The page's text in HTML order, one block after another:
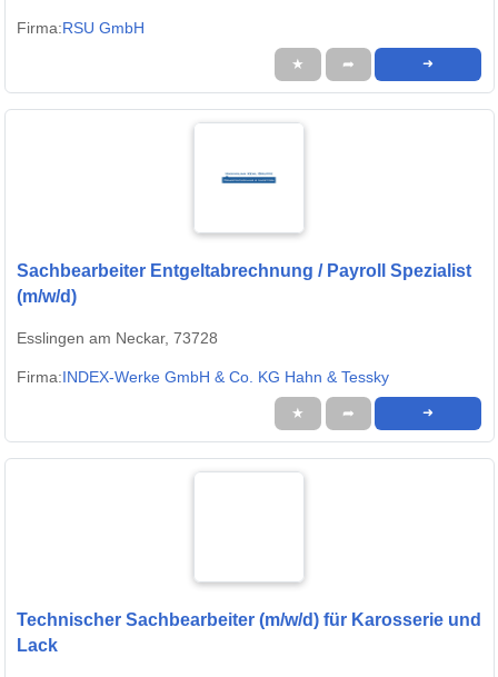
Firma:RSU GmbH
★ ➦ ➜
Sachbearbeiter Entgeltabrechnung / Payroll Spezialist
(m/w/d)
Esslingen am Neckar, 73728
Firma:INDEX-Werke GmbH & Co. KG Hahn & Tessky
★ ➦ ➜
Technischer Sachbearbeiter (m/w/d) für Karosserie und
Lack